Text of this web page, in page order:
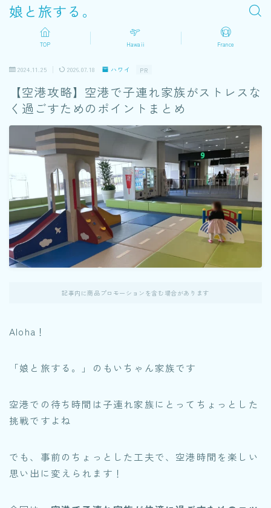
娘と旅する。
TOP Hawaii France
2024.11.25 2026.07.18 ハワイ PR
【空港攻略】空港で子連れ家族がストレスな
く過ごすためのポイントまとめ
記事内に商品プロモーションを含む場合があります
Aloha！
「娘と旅する。」のもいちゃん家族です
空港での待ち時間は子連れ家族にとってちょっとした
挑戦ですよね
でも、事前のちょっとした工夫で、空港時間を楽しい
思い出に変えられます！